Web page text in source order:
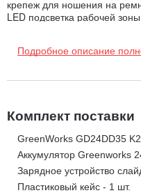
крепеж для ношения на
LED подсветка рабочей
устройствами из линейки
GreenWorks GD24DD35
Крутящий момент: 35 Нм
Функция дрели и
Быстро зажимной патрон
Компактный размер и
2 скорости с реверсом.
Подробное описание
Комплект поставки
GreenWorks GD24DD35
Аккумулятор Greenworks
Зарядное устройство
Пластиковый кейс - 1 шт.